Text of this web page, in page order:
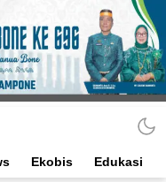
Ekobis Edukasi